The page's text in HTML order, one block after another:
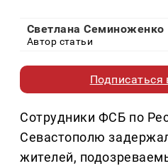
Светлана Семиноженко
Автор статьи
Сотрудники ФСБ по
Севастополю
жителей,